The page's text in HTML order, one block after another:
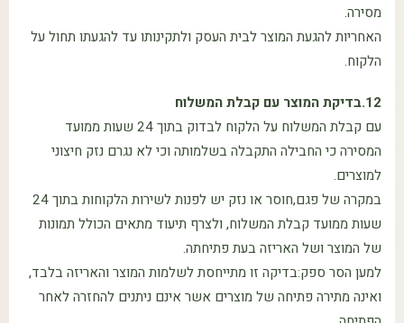
מסירה.
האחריות להגעת המוצר לבית העסק ולתקינותו עד להגעתו תחול על
הלקוח.
12.בדיקת המוצר עם קבלת המשלוח
עם קבלת המשלוח על הלקוח לבדוק בתוך 24 שעות ממועד
המסירה כי החבילה התקבלה בשלמותה וכי לא נגרם נזק חיצוני
למוצרים.
במקרה של פגם,חוסר או נזק יש לפנות לשירות הלקוחות בתוך 24
שעות ממועד קבלת המשלוח, ולצרף תיעוד מתאים הכולל תמונות
של המוצר ושל האריזה בעת פתיחתה.
למען הסר ספק:בדיקה זו מתייחסת לשלמות המוצר והאריזה בלבד,
ואינה מתירה פתיחה של מוצרים אשר אינם ניתנים להחזרה לאחר